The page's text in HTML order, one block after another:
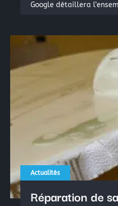
Google détaillera
Actualités
Réparation de